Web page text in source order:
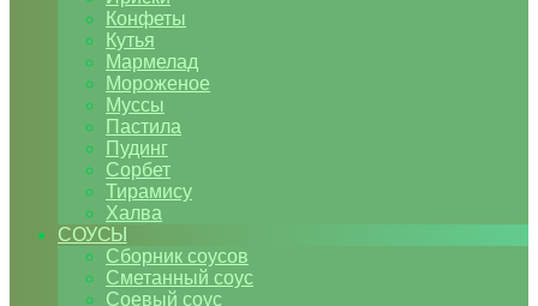
Конфеты
Кутья
Мармелад
Мороженое
Муссы
Пастила
Пудинг
Сорбет
Тирамису
Халва
СОУСЫ
Сборник соусов
Сметанный соус
Соевый соус